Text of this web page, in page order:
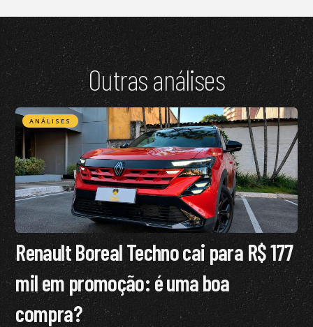
Outras análises
ANÁLISES
Renault Boreal Techno cai para R$ 177
mil em promoção: é uma boa
compra?